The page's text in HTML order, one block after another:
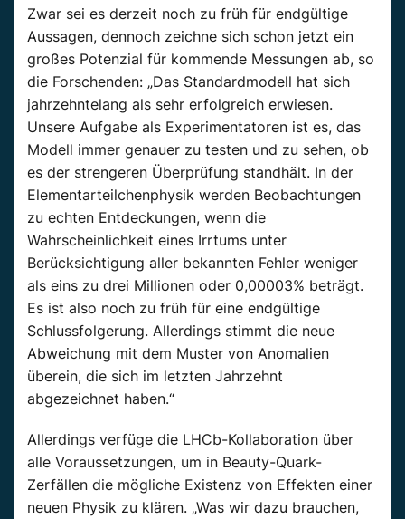
Zwar sei es derzeit noch zu früh für endgültige
Aussagen, dennoch zeichne sich schon jetzt ein
großes Potenzial für kommende Messungen ab, so
die Forschenden: „Das Standardmodell hat sich
jahrzehntelang als sehr erfolgreich erwiesen.
Unsere Aufgabe als Experimentatoren ist es, das
Modell immer genauer zu testen und zu sehen, ob
es der strengeren Überprüfung standhält. In der
Elementarteilchenphysik werden Beobachtungen
zu echten Entdeckungen, wenn die
Wahrscheinlichkeit eines Irrtums unter
Berücksichtigung aller bekannten Fehler weniger
als eins zu drei Millionen oder 0,00003% beträgt.
Es ist also noch zu früh für eine endgültige
Schlussfolgerung. Allerdings stimmt die neue
Abweichung mit dem Muster von Anomalien
überein, die sich im letzten Jahrzehnt
abgezeichnet haben.“
Allerdings verfüge die LHCb-Kollaboration über
alle Voraussetzungen, um in Beauty-Quark-
Zerfällen die mögliche Existenz von Effekten einer
neuen Physik zu klären. „Was wir dazu brauchen,